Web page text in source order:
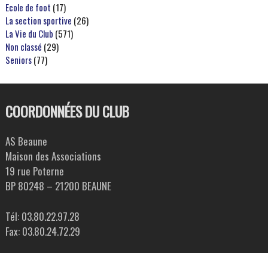
Ecole de foot (17)
La section sportive (26)
La Vie du Club (571)
Non classé (29)
Seniors(77)
COORDONNÉES DU CLUB
AS Beaune
Maison des Associations
19 rue Poterne
BP 80248 – 21200 BEAUNE
Tél: 03.80.22.97.28
Fax: 03.80.24.72.29